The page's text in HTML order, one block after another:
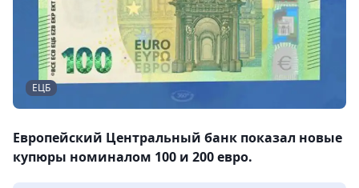
ЕЦБ
Европейский Центральный банк показал новые
купюры номиналом 100 и 200 евро.